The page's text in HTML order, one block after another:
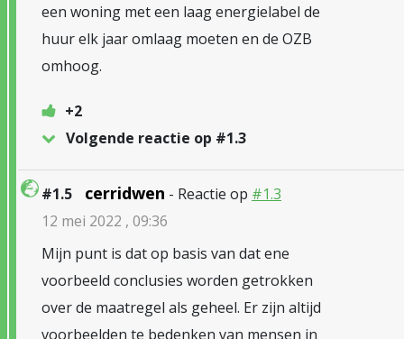
een woning met een laag energielabel de
huur elk jaar omlaag moeten en de OZB
omhoog.
+2
Volgende reactie op #1.3
#1.5 cerridwen - Reactie op #1.3
12 mei 2022 , 09:36
Mijn punt is dat op basis van dat ene
voorbeeld conclusies worden getrokken
over de maatregel als geheel. Er zijn altijd
voorbeelden te bedenken van mensen in